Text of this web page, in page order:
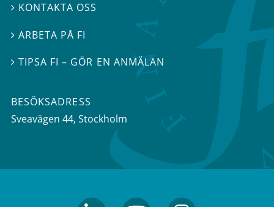
 KONTAKTA OSS
 ARBETA PÅ FI
TIPSA FI – GÖR EN ANMÄLAN
BESÖKSADRESS
Sveavägen 44, Stockholm